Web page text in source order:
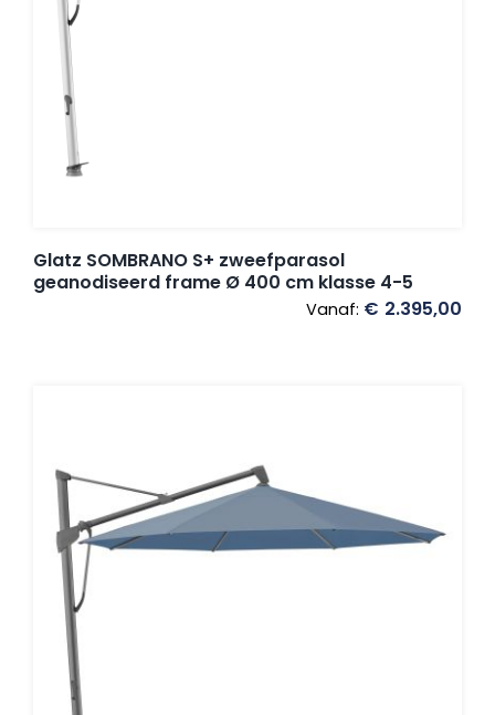
Glatz SOMBRANO S+ zweefparasol
geanodiseerd frame Ø 400 cm klasse 4-5
Vanaf: € 2.395,00